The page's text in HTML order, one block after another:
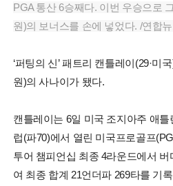
PGA 통산 6승째다. 이번 우승으로
원)의 보너스를 손에 넣었다. /연합
‘퍼팅의 신’ 패트리 캔틀레이(29·미
원)의 사나이가 됐다.
캔틀레이는 6일 미국 조지아주 애
럽(파70)에서 열린 미국프로골프
투어 챔피언십 최종 4라운드에서
여 최종 합계 21언더파 269타를 기